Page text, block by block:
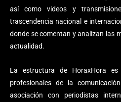
así como videos y
trascendencia nacional e
donde se comentan y analizan las
actualidad.
La estructura de HoraxHora
profesionales de la
asociación con periodistas